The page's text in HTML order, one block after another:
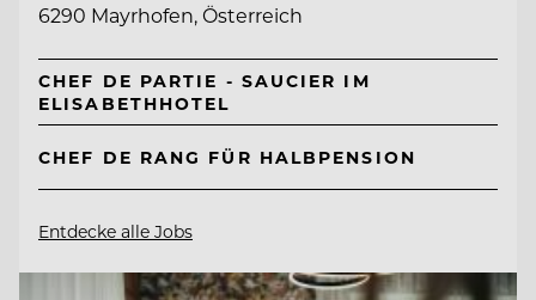
6290 Mayrhofen, Österreich
CHEF DE PARTIE - SAUCIER IM
ELISABETHHOTEL
CHEF DE RANG FÜR HALBPENSION
Entdecke alle Jobs